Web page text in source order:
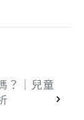
？｜兒童